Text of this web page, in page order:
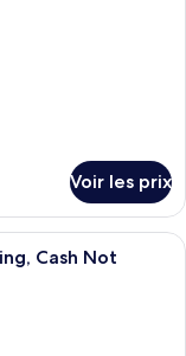
Voir les prix
d’hôtel avec un lit, un
Cash Not